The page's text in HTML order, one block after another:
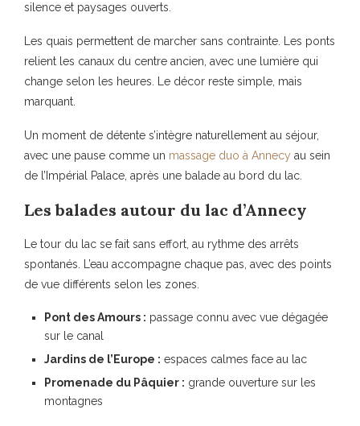
silence et paysages ouverts.
Les quais permettent de marcher sans contrainte. Les ponts
relient les canaux du centre ancien, avec une lumière qui
change selon les heures. Le décor reste simple, mais
marquant.
Un moment de détente s’intègre naturellement au séjour,
avec une pause comme un massage duo à Annecy au sein
de l’Impérial Palace, après une balade au bord du lac.
Les balades autour du lac d’Annecy
Le tour du lac se fait sans effort, au rythme des arrêts
spontanés. L’eau accompagne chaque pas, avec des points
de vue différents selon les zones.
Pont des Amours : passage connu avec vue dégagée
sur le canal
Jardins de l’Europe : espaces calmes face au lac
Promenade du Pâquier : grande ouverture sur les
montagnes